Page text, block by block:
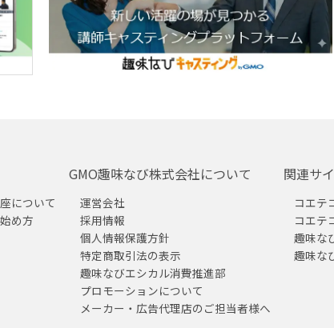
について
め方
GMO趣味なび株式会社について
運営会社
採用情報
個人情報保護方針
特定商取引法の表示
趣味なびエシカル消費推進部
プロモーションについて
メーカー・広告代理店のご担当者様へ
関連サ
コエテ
コエテ
趣味な
趣味な